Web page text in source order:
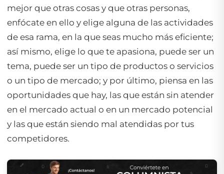
mejor que otras cosas y que otras personas,
enfócate en ello y elige alguna de las actividades
de esa rama, en la que seas mucho más eficiente;
así mismo, elige lo que te apasiona, puede ser un
tema, puede ser un tipo de productos o servicios
o un tipo de mercado; y por último, piensa en las
oportunidades que hay, las que están sin atender
en el mercado actual o en un mercado potencial
y las que están siendo mal atendidas por tus
competidores.